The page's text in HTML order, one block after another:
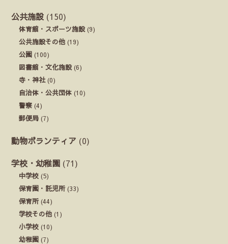
公共施設 (150)
体育館・スポーツ施設(9)
公共施設その他 (19)
公園 (100)
図書館・文化施設(6)
寺・神社(0)
自治体・公共団体 (10)
警察 (4)
郵便局 (7)
動物ボランティア (0)
学校・幼稚園 (71)
中学校 (5)
保育園・託児所(33)
保育所(44)
学校その他 (1)
小学校 (10)
幼稚園 (7)